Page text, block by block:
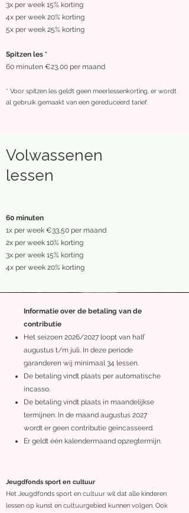
3x per week 15% korting
4x per week 20% korting
5x per week 25% korting
Spitzen les *
60 minuten €23,00 per maand
* Voor spitzen les geldt geen meerlessenkorting, er wordt
al gebruik gemaakt van een gereduceerd tarief.
Volwassenen
lessen
60 minuten
1x per week €33,50 per maand
2x per week 10% korting
3x per week 15% korting
4x per week 20% korting
Informatie over de betaling van de
contributie
Het seizoen 2026/2027 loopt van half
augustus t/m juli. In deze periode
garanderen wij minimaal 34 lessen.
De betaling vindt plaats per automatische
incasso.
De betaling vindt plaats in maandelijkse
termijnen. In de maand augustus 2027
wordt er geen contributie geïncasseerd.
Er geldt één kalendermaand opzegtermijn.
Jeugdfonds sport en cultuur
Het Jeugdfonds sport en cultuur wil dat alle kinderen
lessen op kunst en cultuurgebied kunnen volgen. Ook